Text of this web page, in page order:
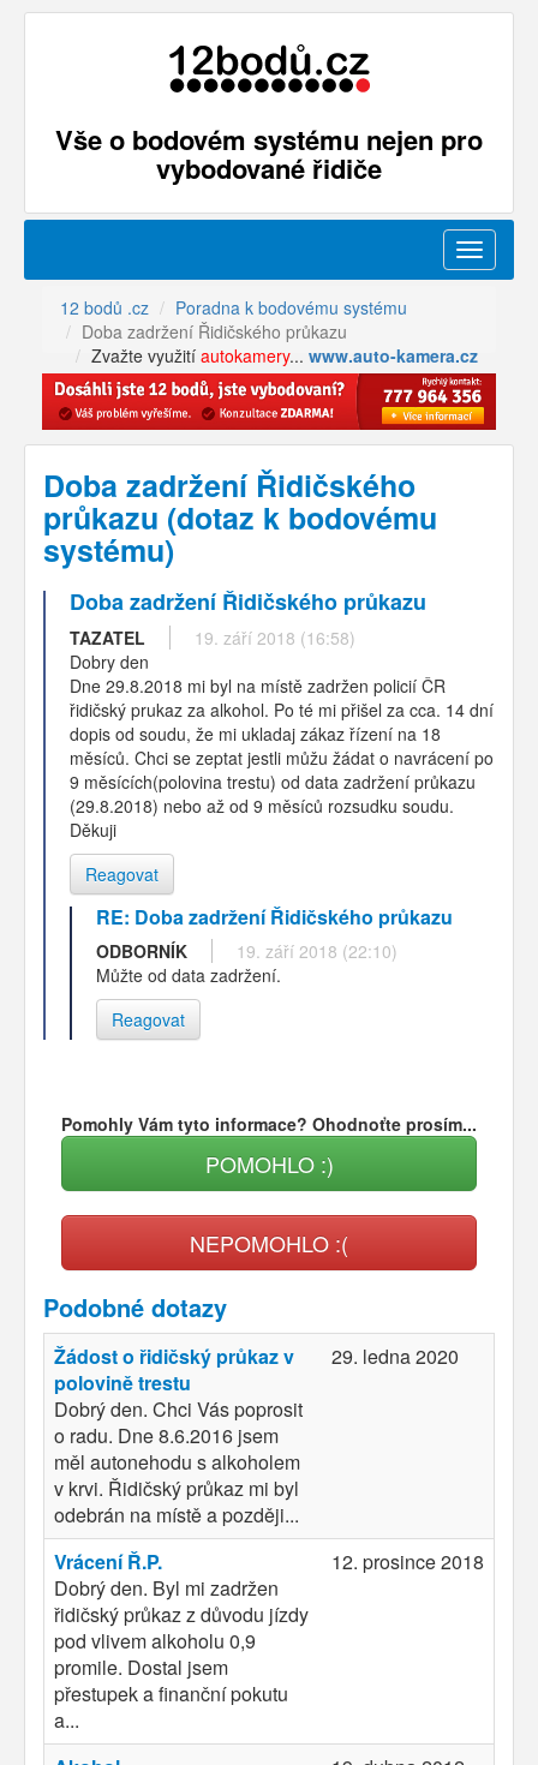
Vše o bodovém systému nejen pro
vybodované řidiče
Menu
12 bodů .cz
Poradna k bodovému systému
Doba zadržení Řidičského průkazu
Zvažte využití autokamery... www.auto-kamera.cz
Doba zadržení Řidičského
průkazu (dotaz k bodovému
systému)
Doba zadržení Řidičského průkazu
TAZATEL
19. září 2018 (16:58)
Dobry den
Dne 29.8.2018 mi byl na místě zadržen policií ČR
řidičský prukaz za alkohol. Po té mi přišel za cca. 14 dní
dopis od soudu, že mi ukladaj zákaz řízení na 18
měsíců. Chci se zeptat jestli můžu žádat o navrácení po
9 měsících(polovina trestu) od data zadržení průkazu
(29.8.2018) nebo až od 9 měsíců rozsudku soudu.
Děkuji
Reagovat
RE: Doba zadržení Řidičského průkazu
ODBORNÍK
19. září 2018 (22:10)
Můžte od data zadržení.
Reagovat
Pomohly Vám tyto informace? Ohodnoťte prosím...
POMOHLO :)
NEPOMOHLO :(
Podobné dotazy
Žádost o řidičský průkaz v
polovině trestu
Dobrý den. Chci Vás poprosit
o radu. Dne 8.6.2016 jsem
měl autonehodu s alkoholem
v krvi. Řidičský průkaz mi byl
odebrán na místě a později...
29. ledna 2020
Vrácení Ř.P.
Dobrý den. Byl mi zadržen
řidičský průkaz z důvodu jízdy
pod vlivem alkoholu 0,9
promile. Dostal jsem
přestupek a finanční pokutu
a...
12. prosince 2018